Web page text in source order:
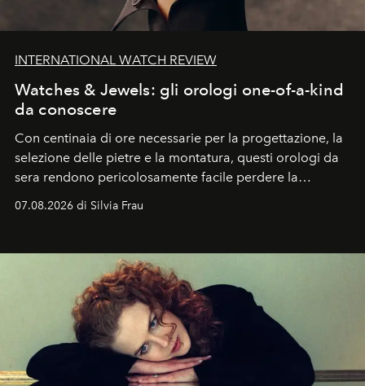
INTERNATIONAL WATCH REVIEW
Watches & Jewels: gli orologi one-of-a-kind
da conoscere
Con centinaia di ore necessarie per la progettazione, la
selezione delle pietre e la montatura, questi orologi da
sera rendono pericolosamente facile perdere la
cognizione del tempo. Ma con quadranti così
07.08.2026 di Silvia Frau